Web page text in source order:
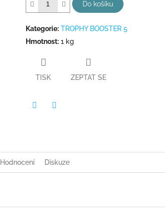
Do košíku
Kategorie: TROPHY BOOSTER 5
Hmotnost: 1 kg
TISK ZEPTAT SE
Hodnocení Diskuze